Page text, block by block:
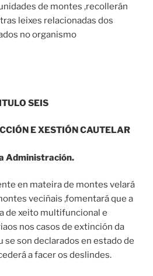
de montes ,recollerán
leixes relacionadas dos
no organismo
XESTIÓN CAUTELAR
Administración.
en mateira de montes velará
veciñais ,fomentará que a
de xeito multifuncional e
nos casos de extinción da
se son declarados en estado de
a facer os deslindes.